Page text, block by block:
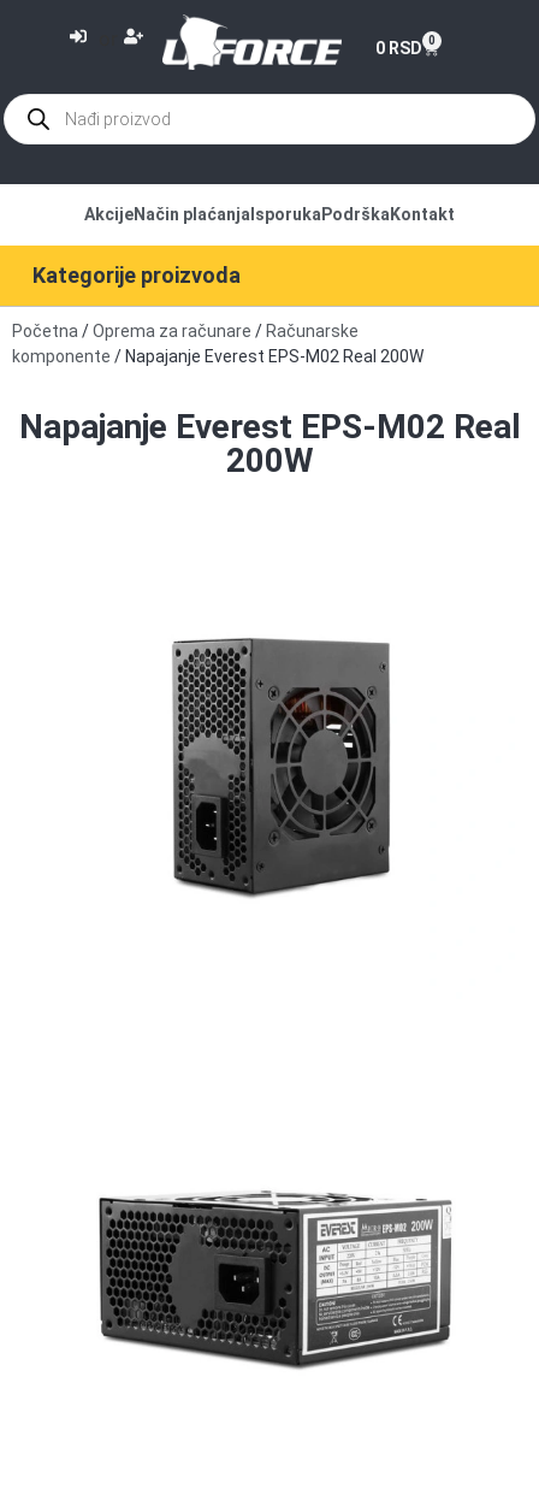
0 RSD 0
Kategorije proizvoda
AkcijeNačin plaćanja Isporuka Podrška Kontakt
Početna /Oprema za računare / Računarske
komponente / Napajanje Everest EPS-M02 Real 200W
Napajanje Everest EPS-M02 Real
200W